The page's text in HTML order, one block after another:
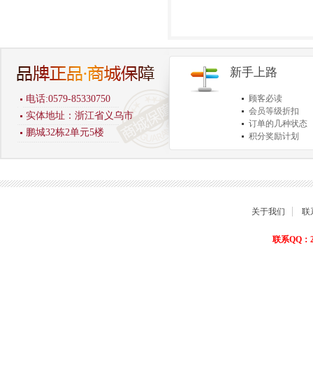
电话:0579-85330750
实体地址：浙江省义乌市
鹏城32栋2单元5楼
新手上路
顾客必读
会员等级折扣
订单的几种状态
积分奖励计划
商品退货保障
关于我们 联
联系QQ：